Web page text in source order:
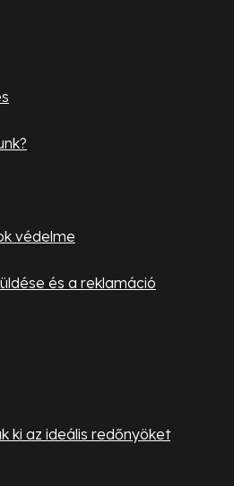
védelme
és a reklamáció
ki az ideális redőnyöket